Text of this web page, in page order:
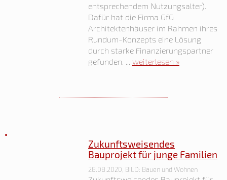
entsprechendem Nutzungsalter).
Dafür hat die Firma GfG
Architektenhäuser im Rahmen ihres
Rundum-Konzepts eine Lösung
durch starke Finanzierungspartner
gefunden. ... weiterlesen »
Zukunftsweisendes
Bauprojekt für junge Familien
28.08.2020, BILD: Bauen und Wohnen